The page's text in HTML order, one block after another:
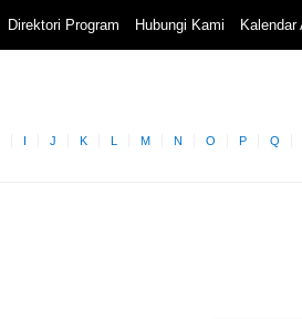
Direktori Program Hubungi Kami Kalendar
I J K L M N O P Q